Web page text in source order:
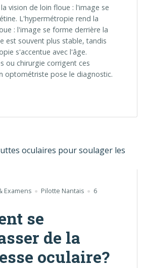
vision de loin floue : l'image se
L'hypermétropie rend la
: l'image se forme derrière la
est souvent plus stable, tandis
s'accentue avec l'âge.
ou chirurgie corrigent ces
optométriste pose le diagnostic.
Examens Pilotte Nantais
6
se
de la
oculaire?